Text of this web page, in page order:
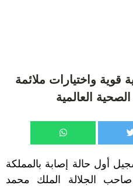
قوية واختيارات ملائمة
العالمية
أول حالة إصابة بالمملكة
الجلالة الملك محمد